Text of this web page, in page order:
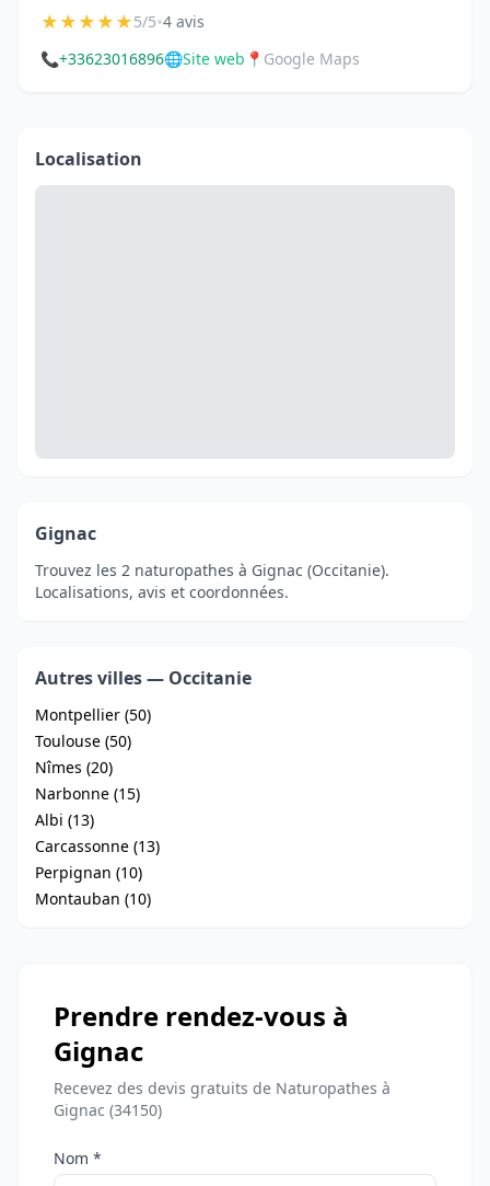
★★★★★5/5•4 avis
📞+33623016896🌐Site web 📍 Google Maps
Localisation
Gignac
Trouvez les 2 naturopathes à Gignac (Occitanie).
Localisations, avis et coordonnées.
Autres villes — Occitanie
Montpellier (50)
Toulouse (50)
Nîmes (20)
Narbonne (15)
Albi (13)
Carcassonne (13)
Perpignan (10)
Montauban (10)
Prendre rendez-vous à
Gignac
Recevez des devis gratuits de Naturopathes à
Gignac (34150)
Nom *